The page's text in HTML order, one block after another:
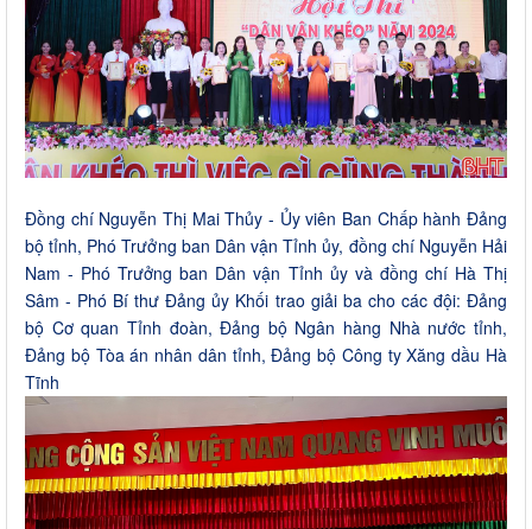
Đồng chí Nguyễn Thị Mai Thủy - Ủy viên Ban Chấp hành Đảng
bộ tỉnh, Phó Trưởng ban Dân vận Tỉnh ủy, đồng chí Nguyễn Hải
Nam - Phó Trưởng ban Dân vận Tỉnh ủy và đồng chí Hà Thị
Sâm - Phó Bí thư Đảng ủy Khối trao giải ba cho các đội: Đảng
bộ Cơ quan Tỉnh đoàn, Đảng bộ Ngân hàng Nhà nước tỉnh,
Đảng bộ Tòa án nhân dân tỉnh, Đảng bộ Công ty Xăng dầu Hà
Tĩnh